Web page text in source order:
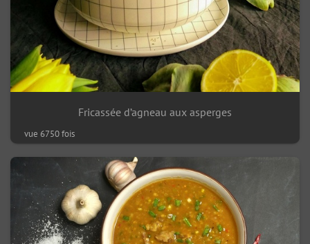
Fricassée d’agneau aux asperges
vue 6750 fois